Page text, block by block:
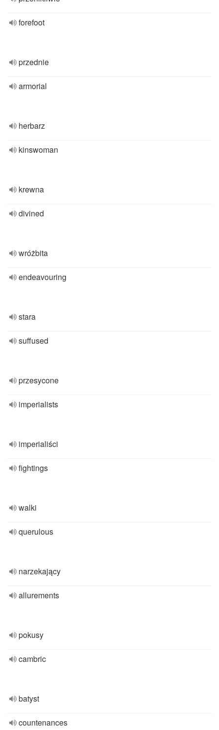
forefoot
przednie
armorial
herbarz
kinswoman
krewna
divined
wróżbita
endeavouring
stara
suffused
przesycone
imperialists
imperialiści
fightings
walki
querulous
narzekający
allurements
pokusy
cambric
batyst
countenances